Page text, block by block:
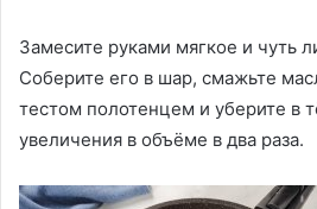
Замесите руками мягкое и чуть
Соберите его в шар, смажьте
тестом полотенцем и уберите в
увеличения в объёме в два раза.